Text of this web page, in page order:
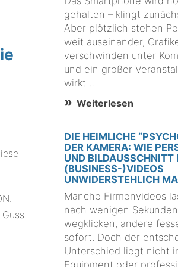
gehalten – klingt
Aber plötzlich stehen
weit auseinander,
verschwinden unter
und ein großer
wirkt …
Weiterlesen
DIE HEIMLICHE
DER KAMERA: WIE
UND BILDAUSSCHNITT
(BUSINESS-)VIDEOS
UNWIDERSTEHLICH
Manche Firmenvideos
nach wenigen Sekunden
wegklicken, andere
sofort. Doch der
Unterschied liegt nicht